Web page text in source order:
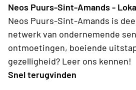
Neos Puurs-Sint-Amands -
Neos Puurs-Sint-Amands is
netwerk van ondernemende
ontmoetingen, boeiende
gezelligheid? Leer ons kennen!
Snel terugvinden